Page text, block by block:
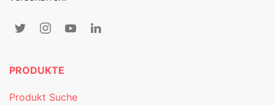
PRODUKTE
Produkt Suche